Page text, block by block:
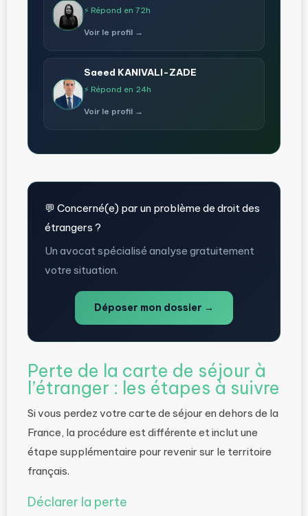
⚡ Répond en 72h
Voir le profil →
Saeed KANIVALI-ZADE
⚡ Répond en 24h
Voir le profil →
💬 Concerné(e) par un problème de droit des
étrangers ?
Un avocat spécialisé analyse gratuitement
votre situation.
Déposer mon dossier →
Perte de la carte de séjour à
l’étranger : les étapes à suivre
Si vous perdez votre carte de séjour en dehors de la
France, la procédure est différente et inclut une
étape supplémentaire pour revenir sur le territoire
français.
Déclarer la perte